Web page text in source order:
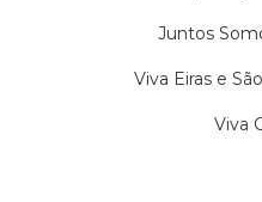
Juntos
Viva Eiras e
Viva